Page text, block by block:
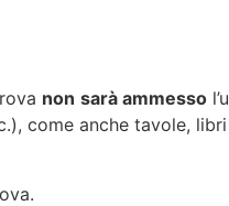
non sarà ammesso
come anche tavole,